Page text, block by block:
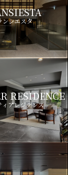
ンシエスタ
RESIDENCE
ィアレジデンス